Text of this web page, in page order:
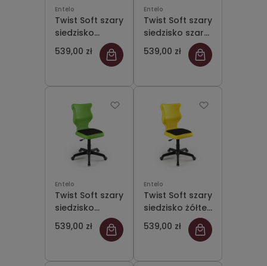
Entelo
Twist Soft szary
siedzisko
pomarańczowe
rozmiar 4 WK+P
podłokietników
539,00 zł
Entelo
Twist Soft szary
siedzisko szare
rozmiar 4 WK+P
- bez
podłokietników
- stopki
539,00 zł
Entelo
Twist Soft szary
siedzisko
zielone rozmiar
4 WK+P - bez
podłokietników
- stopki
539,00 zł
Entelo
Twist Soft szary
siedzisko żółte
rozmiar 4 WK+P
- bez
podłokietników
- stopki
539,00 zł